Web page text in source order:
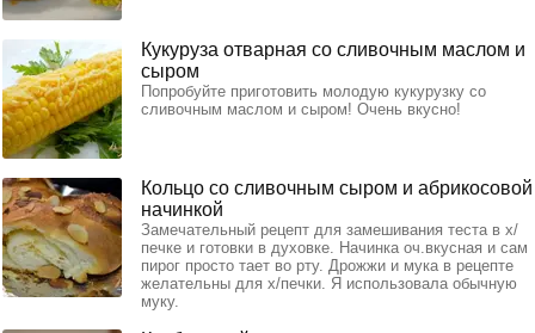
Кукуруза отварная со сливочным маслом и
сыром
Попробуйте приготовить молодую кукурузку со
сливочным маслом и сыром! Очень вкусно!
Кольцо со сливочным сыром и абрикосовой
начинкой
Замечательный рецепт для замешивания теста в х/
печке и готовки в духовке. Начинка оч.вкусная и сам
пирог просто тает во рту. Дрожжи и мука в рецепте
желательны для х/печки. Я использовала обычную
муку.